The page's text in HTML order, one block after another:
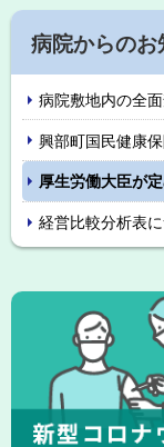
口
に
戻
イ
ド
・
メ
ニ
ー
病院からのお
病院敷地内の全
興部町国民健康
厚生労働大臣が
経営比較分析表
ッ